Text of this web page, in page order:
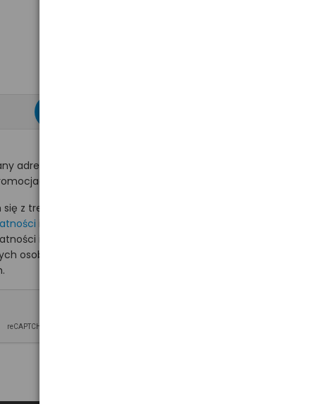
adres e-mail
na hurt.com.pl.
z treścią i akceptuję
i wyrażam zgodę
osobowych na